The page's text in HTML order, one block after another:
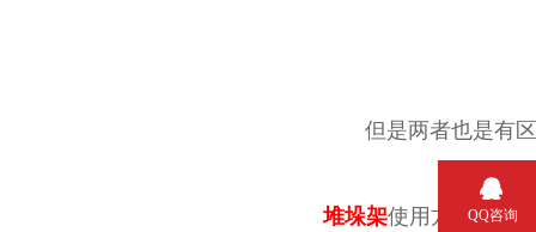
但是两者也是有区
堆垛架使用方便可靠
QQ咨询